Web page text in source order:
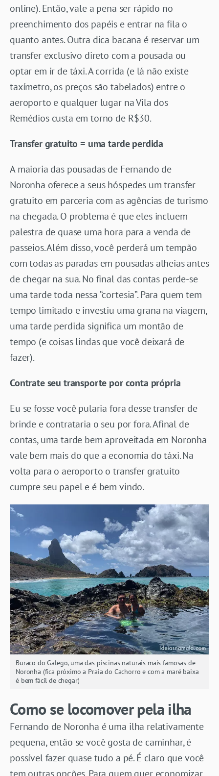
online). Então, vale a pena ser rápido no
preenchimento dos papéis e entrar na fila o
quanto antes. Outra dica bacana é reservar um
transfer exclusivo direto com a pousada ou
optar em ir de táxi. A corrida (e lá não existe
taxímetro, os preços são tabelados) entre o
aeroporto e qualquer lugar na Vila dos
Remédios custa em torno de R$30.
Transfer gratuito = uma tarde perdida
A maioria das pousadas de Fernando de
Noronha oferece a seus hóspedes um transfer
gratuito em parceria com as agências de turismo
na chegada. O problema é que eles incluem
palestra de quase uma hora para a venda de
passeios. Além disso, você perderá um tempão
com todas as paradas em pousadas alheias antes
de chegar na sua. No final das contas perde-se
uma tarde toda nessa “cortesia”. Para quem tem
tempo limitado e investiu uma grana na viagem,
uma tarde perdida significa um montão de
tempo (e coisas lindas que você deixará de
fazer).
Contrate seu transporte por conta própria
Eu se fosse você pularia fora desse transfer de
brinde e contrataria o seu por fora. Afinal de
contas, uma tarde bem aproveitada em Noronha
vale bem mais do que a economia do táxi. Na
volta para o aeroporto o transfer gratuito
cumpre seu papel e é bem vindo.
Buraco do Galego, uma das piscinas naturais mais famosas de
Noronha (fica próximo a Praia do Cachorro e com a maré baixa
é bem fácil de chegar)
Como se locomover pela ilha
Fernando de Noronha é uma ilha relativamente
pequena, então se você gosta de caminhar, é
possível fazer quase tudo a pé. É claro que você